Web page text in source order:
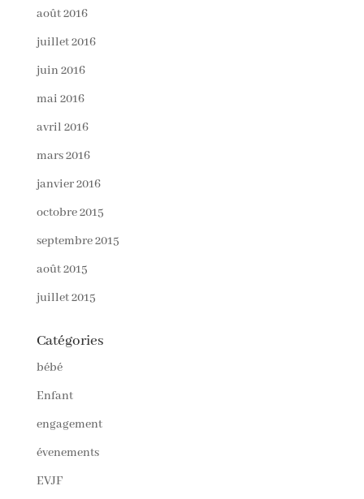
août 2016
juillet 2016
juin 2016
mai 2016
avril 2016
mars 2016
janvier 2016
octobre 2015
septembre 2015
août 2015
juillet 2015
Catégories
bébé
Enfant
engagement
évenements
EVJF